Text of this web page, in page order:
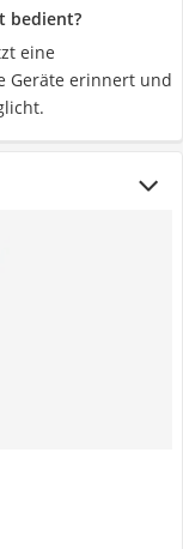
bedient?
eine
Geräte erinnert und